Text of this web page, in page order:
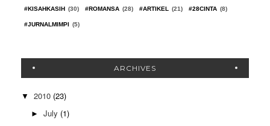
#KISAHKASIH (30) #ROMANSA (28) #ARTIKEL (21) #28CINTA (8)
#JURNALMIMPI (5)
ARCHIVES
▼ 2010 (23)
► July (1)